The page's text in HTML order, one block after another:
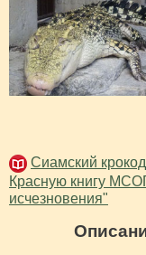
Сиамский
Красную книгу
исчезновения"